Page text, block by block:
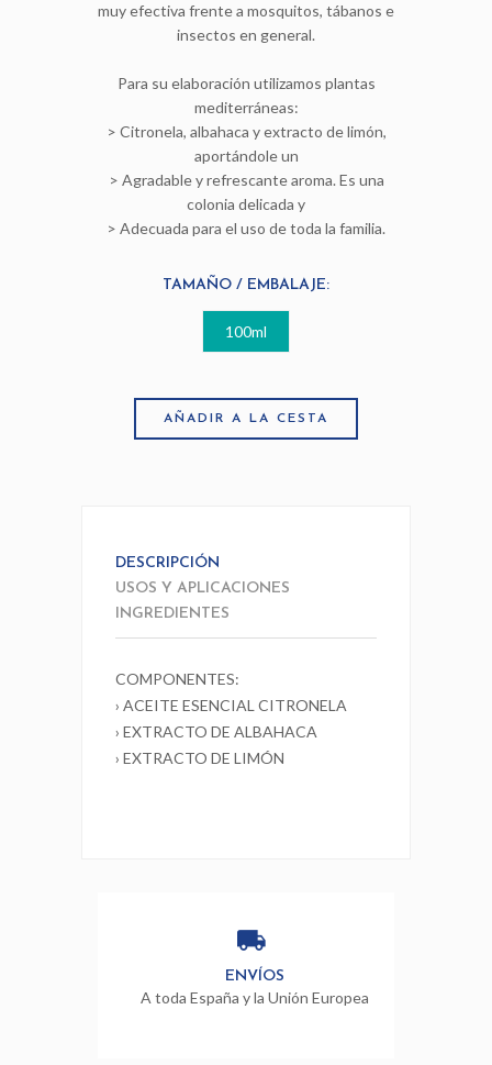
muy efectiva frente a mosquitos, tábanos e
insectos en general.
Para su elaboración utilizamos plantas
mediterráneas:
> Citronela, albahaca y extracto de limón,
aportándole un
> Agradable y refrescante aroma. Es una
colonia delicada y
> Adecuada para el uso de toda la familia.
TAMAÑO / EMBALAJE:
100ml
AÑADIR A LA CESTA
DESCRIPCIÓN
USOS Y APLICACIONES
INGREDIENTES
COMPONENTES:
› ACEITE ESENCIAL CITRONELA
› EXTRACTO DE ALBAHACA
› EXTRACTO DE LIMÓN
ENVÍOS
A toda España y la Unión Europea